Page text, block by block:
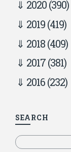
2020(390)
2019(419)
2018(409)
2017(381)
2016(232)
SEARCH
Αναζητηση